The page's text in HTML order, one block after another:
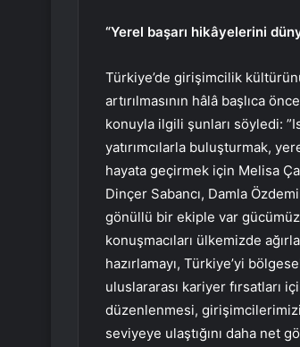
“Yerel başarı hikâyelerini
Türkiye’de girişimcilik
artırılmasının hâlâ başlıca
konuyla ilgili şunları söyledi:
yatırımcılarla buluşturmak,
hayata geçirmek için Melisa
Dinçer Sabancı, Damla
gönüllü bir ekiple var
konuşmacıları ülkemizde
hazırlamayı, Türkiye’yi
uluslararası kariyer fırsatları
düzenlenmesi,
seviyeye ulaştığını daha net